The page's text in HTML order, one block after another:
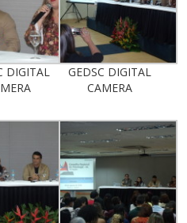
DIGITAL
GEDSC DIGITAL
CAMERA